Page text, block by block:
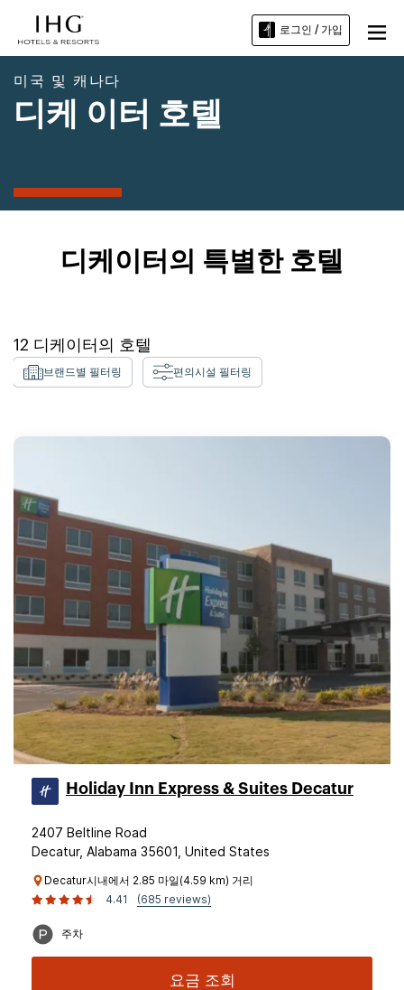
로그인 / 가입
미국 및 캐나다
디케 이터 호텔
디케이터의 특별한 호텔
12 디케이터 의 호텔
브랜드별 필터링 편의시설 필터링
Holiday Inn Express & Suites Decatur
2407 Beltline Road
Decatur, Alabama 35601, United States
Decatur시내에서 2.85 마일(4.59 km) 거리
4.41
(685 reviews)
주차
요금 조회